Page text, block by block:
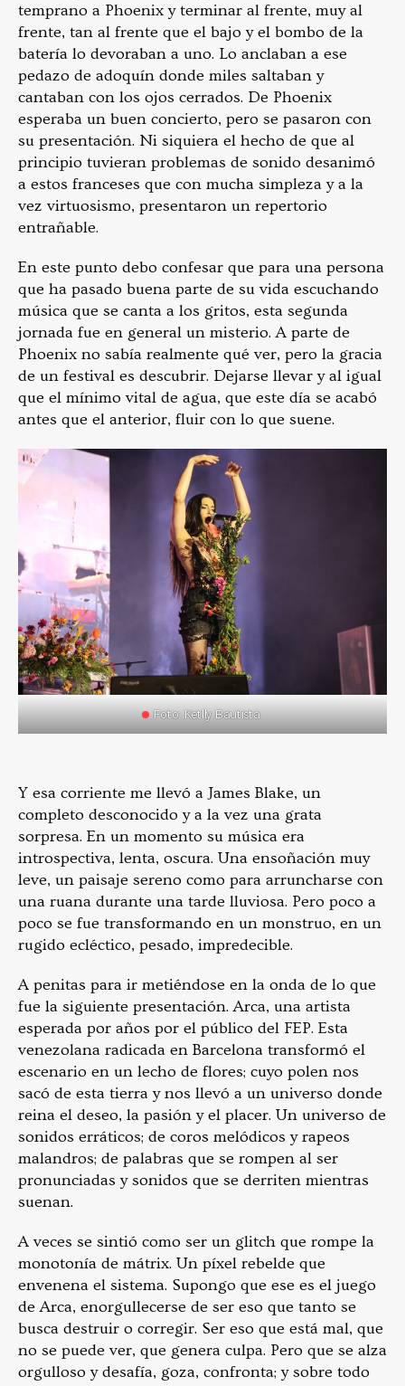
temprano a Phoenix y terminar al frente, muy al
frente, tan al frente que el bajo y el bombo de la
batería lo devoraban a uno. Lo anclaban a ese
pedazo de adoquín donde miles saltaban y
cantaban con los ojos cerrados. De Phoenix
esperaba un buen concierto, pero se pasaron con
su presentación. Ni siquiera el hecho de que al
principio tuvieran problemas de sonido desanimó
a estos franceses que con mucha simpleza y a la
vez virtuosismo, presentaron un repertorio
entrañable.
En este punto debo confesar que para una persona
que ha pasado buena parte de su vida escuchando
música que se canta a los gritos, esta segunda
jornada fue en general un misterio. A parte de
Phoenix no sabía realmente qué ver, pero la gracia
de un festival es descubrir. Dejarse llevar y al igual
que el mínimo vital de agua, que este día se acabó
antes que el anterior, fluir con lo que suene.
Foto: Ketlly Bautista.
Y esa corriente me llevó a James Blake, un
completo desconocido y a la vez una grata
sorpresa. En un momento su música era
introspectiva, lenta, oscura. Una ensoñación muy
leve, un paisaje sereno como para arruncharse con
una ruana durante una tarde lluviosa. Pero poco a
poco se fue transformando en un monstruo, en un
rugido ecléctico, pesado, impredecible.
A penitas para ir metiéndose en la onda de lo que
fue la siguiente presentación. Arca, una artista
esperada por años por el público del FEP. Esta
venezolana radicada en Barcelona transformó el
escenario en un lecho de flores; cuyo polen nos
sacó de esta tierra y nos llevó a un universo donde
reina el deseo, la pasión y el placer. Un universo de
sonidos erráticos; de coros melódicos y rapeos
malandros; de palabras que se rompen al ser
pronunciadas y sonidos que se derriten mientras
suenan.
A veces se sintió como ser un glitch que rompe la
monotonía de mátrix. Un píxel rebelde que
envenena el sistema. Supongo que ese es el juego
de Arca, enorgullecerse de ser eso que tanto se
busca destruir o corregir. Ser eso que está mal, que
no se puede ver, que genera culpa. Pero que se alza
orgulloso y desafía, goza, confronta; y sobre todo